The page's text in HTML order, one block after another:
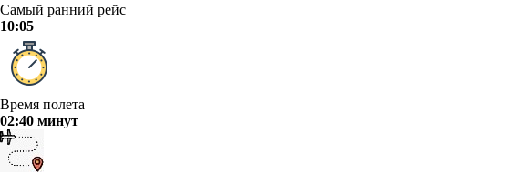
Самый ранний рейс
10:05
Время полета
02:40 минут